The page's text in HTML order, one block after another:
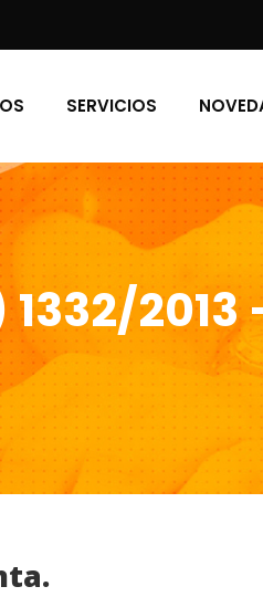
SERVICIOS
2013